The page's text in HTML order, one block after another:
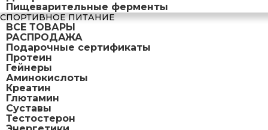
Пищеварительные ферменты
СПОРТИВНОЕ ПИТАНИЕ
ВСЕ ТОВАРЫ
РАСПРОДАЖА
Подарочные сертификаты
Протеин
Гейнеры
Аминокислоты
Креатин
Глютамин
Суставы
Тестостерон